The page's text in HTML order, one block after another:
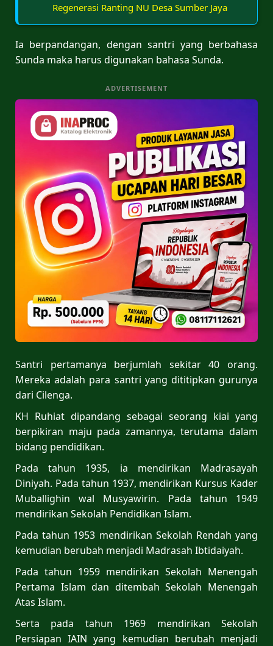
Regenerasi Ranting NU Desa Sumber Jaya
Ia berpandangan, dengan santri yang berbahasa
Sunda maka harus digunakan bahasa Sunda.
ADVERTISEMENT
Santri pertamanya berjumlah sekitar 40 orang.
Mereka adalah para santri yang dititipkan gurunya
dari Cilenga.
KH Ruhiat dipandang sebagai seorang kiai yang
berpikiran maju pada zamannya, terutama dalam
bidang pendidikan.
Pada tahun 1935, ia mendirikan Madrasayah
Diniyah. Pada tahun 1937, mendirikan Kursus Kader
Muballighin wal Musyawirin. Pada tahun 1949
mendirikan Sekolah Pendidikan Islam.
Pada tahun 1953 mendirikan Sekolah Rendah yang
kemudian berubah menjadi Madrasah Ibtidaiyah.
Pada tahun 1959 mendirikan Sekolah Menengah
Pertama Islam dan ditembah Sekolah Menengah
Atas Islam.
Serta pada tahun 1969 mendirikan Sekolah
Persiapan IAIN yang kemudian berubah menjadi